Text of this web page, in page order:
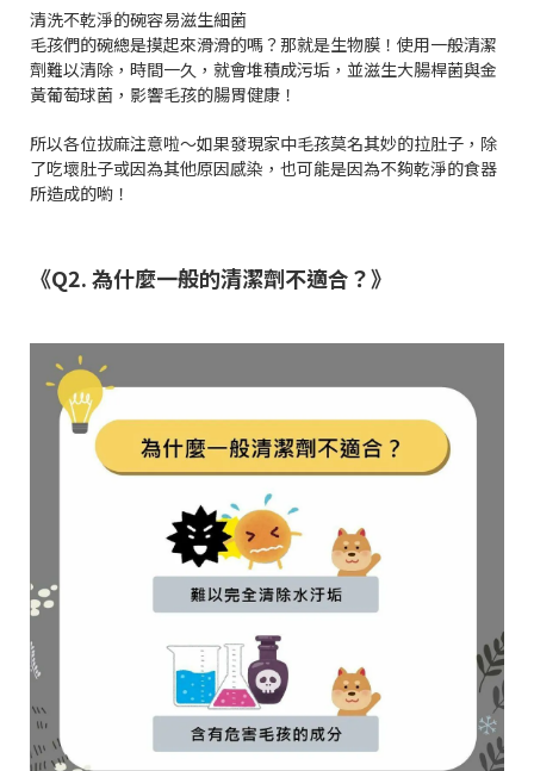
清洗不乾淨的碗容易滋生細菌
毛孩們的碗總是摸起來滑滑的嗎？那就是生物膜！使用一般清潔
劑難以清除，時間一久，就會堆積成污垢，並滋生大腸桿菌與金
黃葡萄球菌，影響毛孩的腸胃健康！
所以各位拔麻注意啦～如果發現家中毛孩莫名其妙的拉肚子，除
了吃壞肚子或因為其他原因感染，也可能是因為不夠乾淨的食器
所造成的喲！
《Q2. 為什麼一般的清潔劑不適合？》